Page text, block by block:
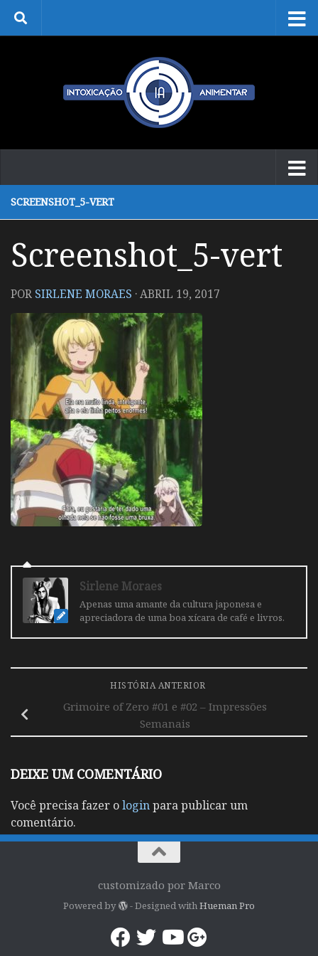
Skip to content
SCREENSHOT_5-VERT
Screenshot_5-vert
POR SIRLENE MORAES ·ABRIL 19, 2017
Sirlene Moraes
Apenas uma amante da cultura japonesa e
apreciadora de uma boa xícara de café e livros.
HISTÓRIA ANTERIOR
Grimoire of Zero #01 e #02 – Impressões
Semanais
DEIXE UM COMENTÁRIO
Você precisa fazer ologinpara publicar um
comentário.
customizado por Marco
Powered by - Designed with Hueman Pro